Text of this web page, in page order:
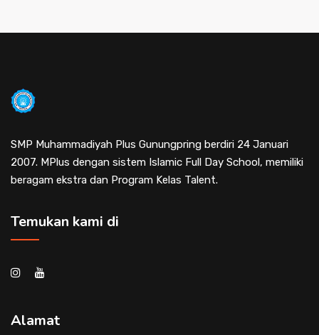
SMP Muhammadiyah Plus Gunungpring berdiri 24 Januari
2007. MPlus dengan sistem Islamic Full Day School, memiliki
beragam ekstra dan Program Kelas Talent.
Temukan kami di
Alamat